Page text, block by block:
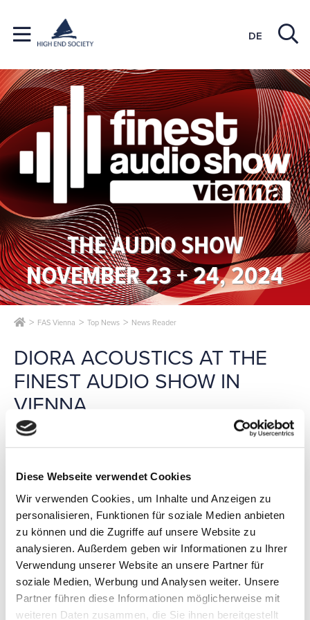
Diese Webseite verwendet Cookies
Wir verwenden Cookies, um Inhalte und Anzeigen zu
personalisieren, Funktionen für soziale Medien anbieten
zu können und die Zugriffe auf unsere Website zu
analysieren. Außerdem geben wir Informationen zu Ihrer
Verwendung unserer Website an unsere Partner für
soziale Medien, Werbung und Analysen weiter. Unsere
Partner führen diese Informationen möglicherweise mit
weiteren Daten zusammen, die Sie ihnen bereitgestellt
DE
THE AUDIO SHOW
NOVEMBER 23 + 24, 2024
FAS Vienna Top News News Reader
DIORA ACOUSTICS AT THE
FINEST AUDIO SHOW IN
VIENNA
blend modern technology with high-quality components,
catering to audio enthusiasts who prioritize exceptional sound
and stylish design.
The Polaris series offers superior sound quality and aesthetics
at an accessible price, featuring a passive radiator for
enhanced bass control and depth, ensuring precise low-
frequency reproduction while minimizing resonance.
The Lada series stands out with its unique shape and
isodynamic drivers, avoiding the drawbacks of electrodynamic
speakers for an ideal sound source. It includes an innovative
vibroisolation system for improved audio fidelity.
Guests can also explore the Chors series, featuring sealed